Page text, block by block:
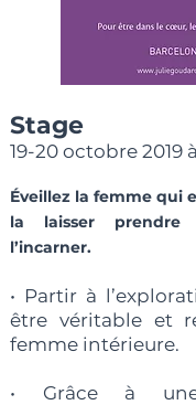
Stage
19-20 octobre 2019
Éveillez la femme qui
la laisser
l’incarner.
• Partir à
être véritable et
femme intérieure.
• Grâce à